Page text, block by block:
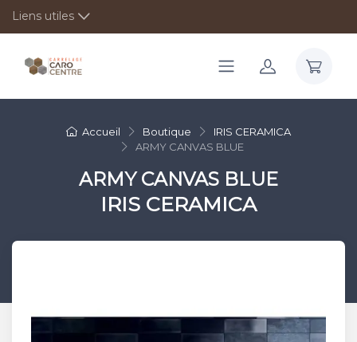
Liens utiles
Accueil Boutique
IRIS CERAMICA
ARMY CANVAS BLUE
ARMY CANVAS BLUE
IRIS CERAMICA